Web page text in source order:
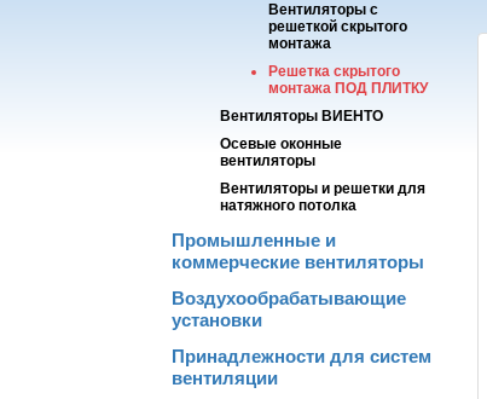
Вентиляторы с
решеткой скрытого
монтажа
Решетка скрытого
монтажа ПОД ПЛИТКУ
Вентиляторы ВИЕНТО
Осевые оконные
вентиляторы
Вентиляторы и решетки для
натяжного потолка
Промышленные и
коммерческие вентиляторы
Воздухообрабатывающие
установки
Принадлежности для систем
вентиляции